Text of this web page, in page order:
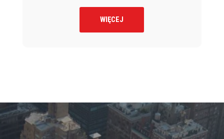
WIĘCEJ